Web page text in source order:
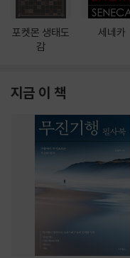
포켓몬 생태도
감
세네카
지금 이 책